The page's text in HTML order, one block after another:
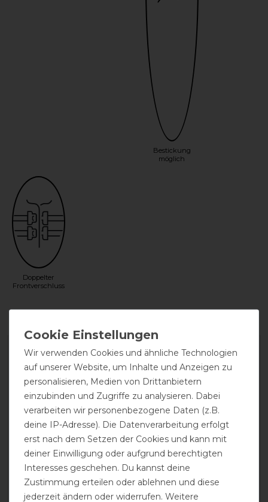
Bestickung
möglich
Doppelter
Frontverschluss
EXCELLENT
HorSeven Fleecedecke -
Wir verwenden Cookies und ähnliche Technologien
auf unserer Website, um Inhalte und Anzeigen zu
personalisieren, Medien von Drittanbietern
einzubinden und Zugriffe zu analysieren. Dabei
verarbeiten wir personenbezogene Daten (z.B.
deine IP-Adresse). Die Datenverarbeitung erfolgt
erst nach dem Setzen der Cookies und kann mit
deiner Einwilligung oder aufgrund berechtigten
Interesses geschehen. Du kannst deine
Zustimmung erteilen oder ablehnen und diese
jederzeit ändern oder widerrufen. Weitere